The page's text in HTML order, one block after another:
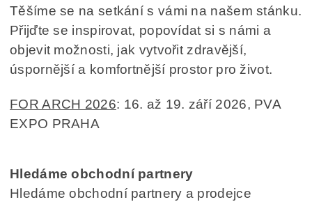
Těšíme se na setkání s vámi na našem stánku.
Přijďte se inspirovat, popovídat si s námi a
objevit možnosti, jak vytvořit zdravější,
úspornější a komfortnější prostor pro život.
FOR ARCH 2026: 16. až 19. září 2026, PVA
EXPO PRAHA
Hledáme obchodní partnery
Hledáme obchodní partnery a prodejce